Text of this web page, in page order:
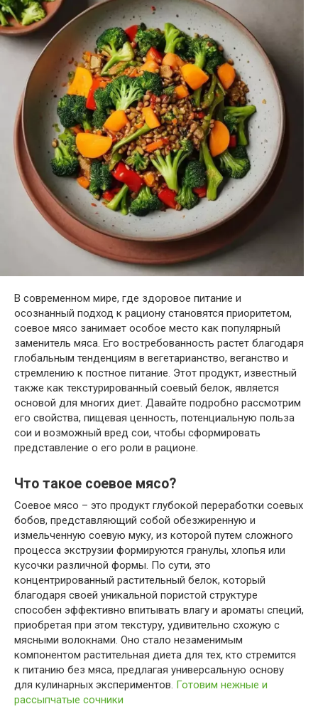
В современном мире, где здоровое питание и
осознанный подход к рациону становятся приоритетом,
соевое мясо занимает особое место как популярный
заменитель мяса. Его востребованность растет благодаря
глобальным тенденциям в вегетарианство, веганство и
стремлению к постное питание. Этот продукт, известный
также как текстурированный соевый белок, является
основой для многих диет. Давайте подробно рассмотрим
его свойства, пищевая ценность, потенциальную польза
сои и возможный вред сои, чтобы сформировать
представление о его роли в рационе.
Что такое соевое мясо?
Соевое мясо – это продукт глубокой переработки соевых
бобов, представляющий собой обезжиренную и
измельченную соевую муку, из которой путем сложного
процесса экструзии формируются гранулы, хлопья или
кусочки различной формы. По сути, это
концентрированный растительный белок, который
благодаря своей уникальной пористой структуре
способен эффективно впитывать влагу и ароматы специй,
приобретая при этом текстуру, удивительно схожую с
мясными волокнами. Оно стало незаменимым
компонентом растительная диета для тех, кто стремится
к питанию без мяса, предлагая универсальную основу
для кулинарных экспериментов. Готовим нежные и
рассыпчатые сочники